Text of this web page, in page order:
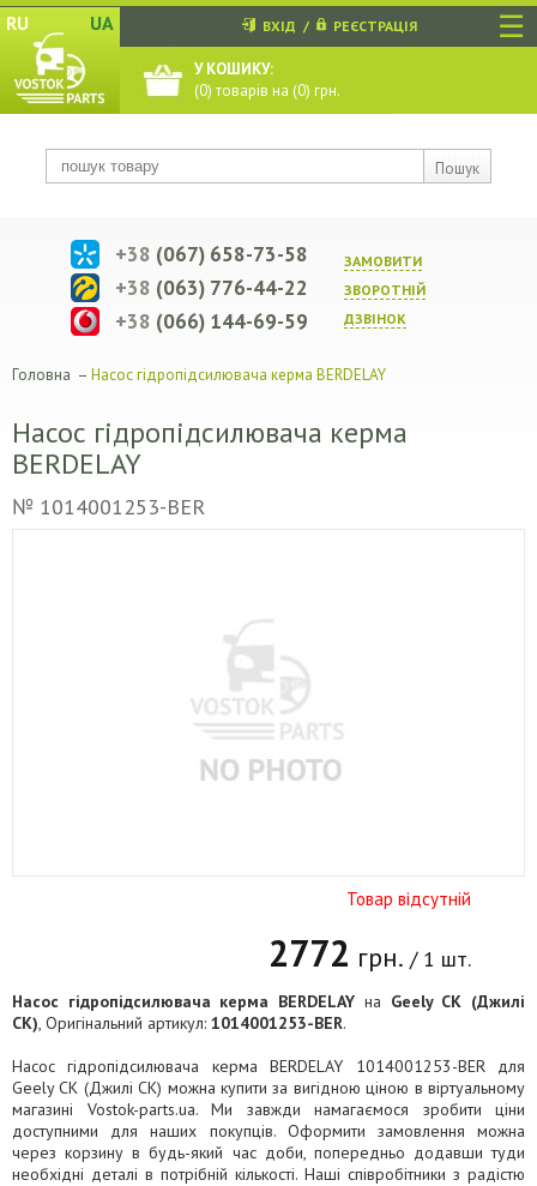
☰
RU UA
Пошук
ВХІД / РЕЄСТРАЦІЯ
У КОШИКУ:
(0) товарів на (0) грн.
ЗАМОВИТИ
ЗВОРОТНIЙ
ДЗВIНОК
+38 (067) 658-73-58
+38 (063) 776-44-22
+38 (066) 144-69-59
Головна – Насос гідропідсилювача керма BERDELAY
Насос гідропідсилювача керма
BERDELAY
№ 1014001253-BER
Товар відсутній
2772 грн. / 1 шт.
Насос гідропідсилювача керма BERDELAY на Geely CK (Джилі
СК), Оригінальний артикул: 1014001253-BER.
Насос гідропідсилювача керма BERDELAY 1014001253-BER для
Geely CK (Джилі СК) можна купити за вигідною ціною в віртуальному
магазині Vostok-parts.ua. Ми завжди намагаємося зробити ціни
доступними для наших покупців. Оформити замовлення можна
через корзину в будь-який час доби, попередньо додавши туди
необхідні деталі в потрібній кількості. Наші співробітники з радістю